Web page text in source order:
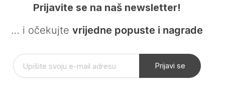
Prijavite se na naš newsletter!
… i očekujte vrijedne popuste i nagrade
Prijavi se